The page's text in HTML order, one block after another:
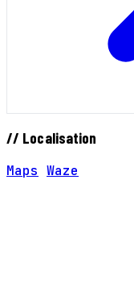
// Localisation
Maps Waze